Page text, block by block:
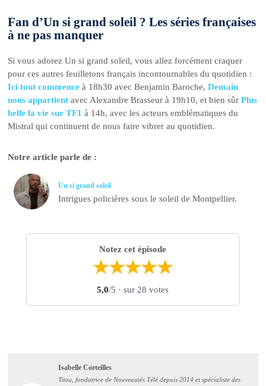
Fan d’Un si grand soleil ? Les séries françaises
à ne pas manquer
Si vous adorez Un si grand soleil, vous allez forcément craquer
pour ces autres feuilletons français incontournables du quotidien :
Ici tout commence à 18h30 avec Benjamin Baroche,Demain
nous appartient avec Alexandre Brasseur à 19h10, et bien sûrPlus
belle la vie sur TF1 à 14h, avec les acteurs emblématiques du
Mistral qui continuent de nous faire vibrer au quotidien.
Notre article parle de :
Un si grand soleil
Intrigues policières sous le soleil de Montpellier.
Notez cet épisode
★★★★★
5,0/5 · sur 28 votes
Isabelle Corteilles
Titou, fondatrice de Nouveautés Télé depuis 2014 et spécialiste des